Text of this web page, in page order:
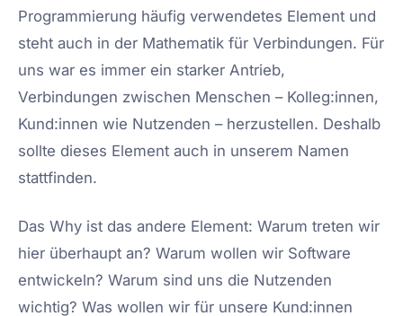
Programmierung häufig verwendetes Element und
steht auch in der Mathematik für Verbindungen. Für
uns war es immer ein starker Antrieb,
Verbindungen zwischen Menschen – Kolleg:innen,
Kund:innen wie Nutzenden – herzustellen. Deshalb
sollte dieses Element auch in unserem Namen
stattfinden.
Das Why ist das andere Element: Warum treten wir
hier überhaupt an? Warum wollen wir Software
entwickeln? Warum sind uns die Nutzenden
wichtig? Was wollen wir für unsere Kund:innen